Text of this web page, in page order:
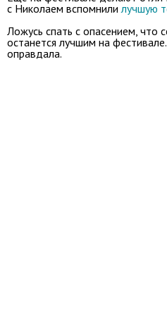
с Николаем вспомнилилучшую
Ложусь спать с опасением, что
останется лучшим на
оправдала.